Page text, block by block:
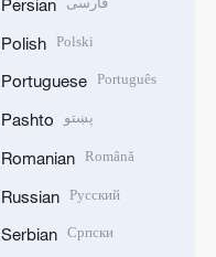
Persian
Polish Polski
Portuguese Português
Pashto پښتو
Romanian Română
Russian Русский
Serbian Српски